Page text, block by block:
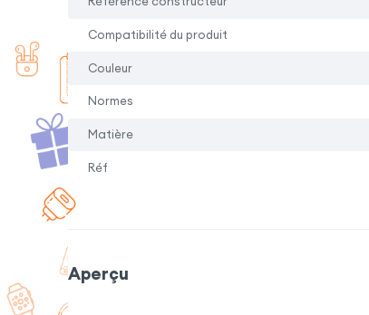
Compatibilité du produit
Couleur
Normes
Matière
Réf
Aperçu